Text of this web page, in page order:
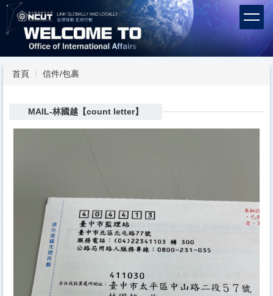
跳
到
主
內
容首頁 信件/包裹
MAIL-林國越【count letter】